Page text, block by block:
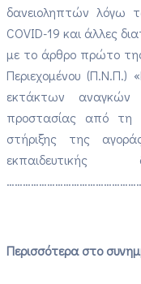
δανειοληπτών λόγω
COVID-19 και άλλες
με το άρθρο πρώτο
Περιεχομένου (Π.Ν.Π.)
εκτάκτων αναγκών
προστασίας από τη
στήριξης της
Περισσότερα στο